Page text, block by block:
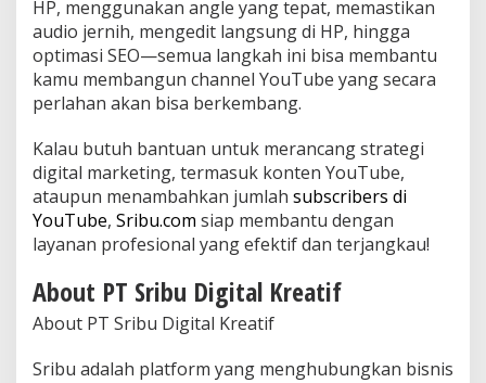
HP, menggunakan angle yang tepat, memastikan
audio jernih, mengedit langsung di HP, hingga
optimasi SEO—semua langkah ini bisa membantu
kamu membangun channel YouTube yang secara
perlahan akan bisa berkembang.
Kalau butuh bantuan untuk merancang strategi
digital marketing, termasuk konten YouTube,
ataupun menambahkan jumlah subscribers di
YouTube, Sribu.com siap membantu dengan
layanan profesional yang efektif dan terjangkau!
About PT Sribu Digital Kreatif
About PT Sribu Digital Kreatif
Sribu adalah platform yang menghubungkan bisnis